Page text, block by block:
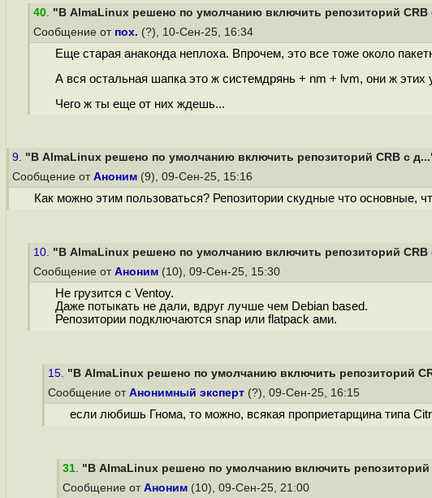
40. "В AlmaLinux решено по умолчанию включить репозиторий CRB
Сообщение от пох. (?), 10-Сен-25, 16:34
Еще старая анаконда неплоха. Впрочем, это все тоже около
А вся остальная шапка это ж системдрянь + nm + lvm, они ж этих
Чего ж ты еще от них ждешь...
9. "В AlmaLinux решено по умолчанию включить репозиторий CRB с
Сообщение от Аноним (9), 09-Сен-25, 15:16
Как можно этим пользоваться? Репозитории скудные что основные,
10. "В AlmaLinux решено по умолчанию включить репозиторий CRB
Сообщение от Аноним (10), 09-Сен-25, 15:30
Не грузится с Ventoy.
Даже потыкать не дали, вдруг лучше чем Debian based.
Репозитории подключаются snap или flatpack ами.
15. "В AlmaLinux решено по умолчанию включить репозиторий
Сообщение от Анонимный эксперт (?), 09-Сен-25, 16:15
если любишь Гнома, то можно, всякая проприетарщина типа
31. "В AlmaLinux решено по умолчанию включить репозиторий
Сообщение от Аноним (10), 09-Сен-25, 21:00